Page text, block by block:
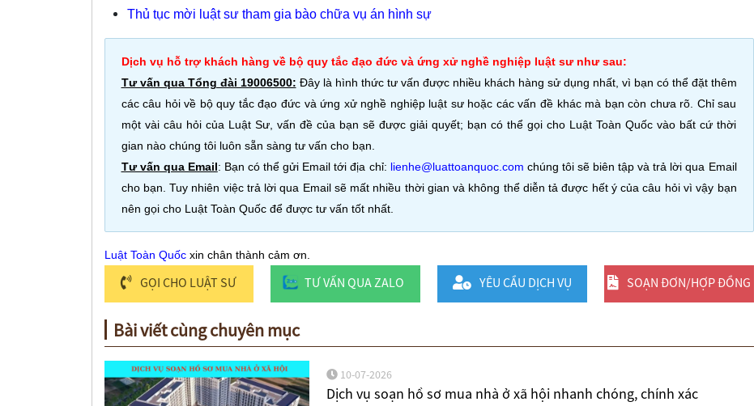
Thủ tục mời luật sư tham gia bào chữa vụ án hình sự
Dịch vụ hỗ trợ khách hàng về bộ quy tắc đạo đức và ứng xử nghề nghiệp luật sư như sau:
Tư vấn qua Tổng đài 19006500: Đây là hình thức tư vấn được nhiều khách hàng sử dụng nhất, vì bạn có thể đặt thêm
các câu hỏi về bộ quy tắc đạo đức và ứng xử nghề nghiệp luật sư hoặc các vấn đề khác mà bạn còn chưa rõ. Chỉ sau
một vài câu hỏi của Luật Sư, vấn đề của bạn sẽ được giải quyết; bạn có thể gọi cho Luật Toàn Quốc vào bất cứ thời
gian nào chúng tôi luôn sẵn sàng tư vấn cho bạn.
Tư vấn qua Email: Bạn có thể gửi Email tới địa chỉ: lienhe@luattoanquoc.com chúng tôi sẽ biên tập và trả lời qua Email
cho bạn. Tuy nhiên việc trả lời qua Email sẽ mất nhiều thời gian và không thể diễn tả được hết ý của câu hỏi vì vậy bạn
nên gọi cho Luật Toàn Quốc để được tư vấn tốt nhất.
Luật Toàn Quốc xin chân thành cảm ơn.
GỌI CHO LUẬT SƯ TƯ VẤN QUA ZALO YÊU CẦU DỊCH VỤ SOẠN ĐƠN/HỢP ĐỒNG
Bài viết cùng chuyên mục
10-07-2026
Dịch vụ soạn hồ sơ mua nhà ở xã hội nhanh chóng, chính xác